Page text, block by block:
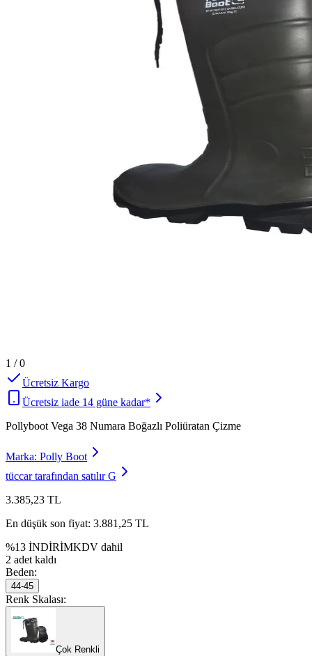
1 /0
Ücretsiz Kargo
Ücretsiz iade 14 güne kadar*
Pollyboot Vega 38 Numara Boğazlı Poliüratan Çizme
Marka: Polly Boot
tüccar tarafından satılır G
3.385,23 TL
En düşük son fiyat: 3.881,25 TL
%13 İNDİRİMKDV dahil
2 adet kaldı
Beden:
44-45
Renk Skalası:
Çok Renkli